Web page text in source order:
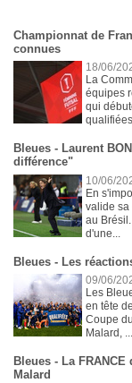
Championnat de
connues
18/06/
La
équipes
qui
Bleues - Laurent
différence"
10/06/
En
valide sa
au
d'une...
Bleues - Les
09/06/
Les
en tête
Coupe
Malard, ...
Bleues - La
Malard